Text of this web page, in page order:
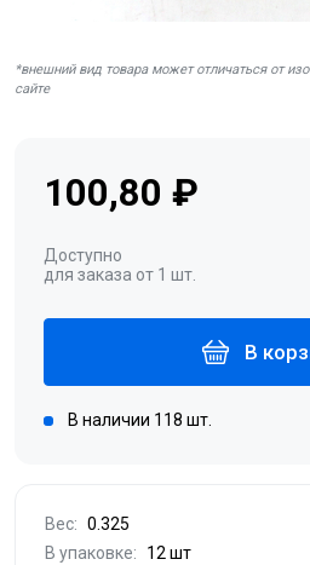
*внешний вид товара может отличаться от
сайте
100,80 ₽
Доступно
для заказа от 1 шт.
В
В наличии 118 шт.
Вес: 0.325
В упаковке:
12 шт